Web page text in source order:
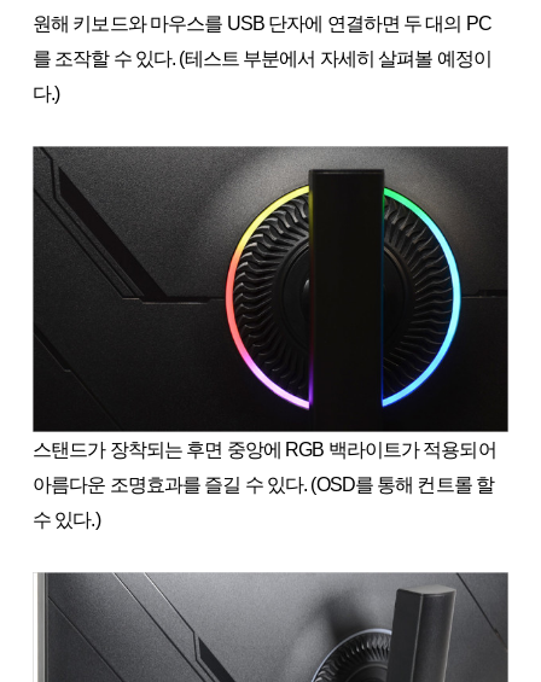
원해 키보드와 마우스를 USB 단자에 연결하면 두 대의 PC
를 조작할 수 있다. (테스트 부분에서 자세히 살펴볼 예정이
다.)
스탠드가 장착되는 후면 중앙에 RGB 백라이트가 적용되어
아름다운 조명효과를 즐길 수 있다. (OSD를 통해 컨트롤 할
수 있다.)